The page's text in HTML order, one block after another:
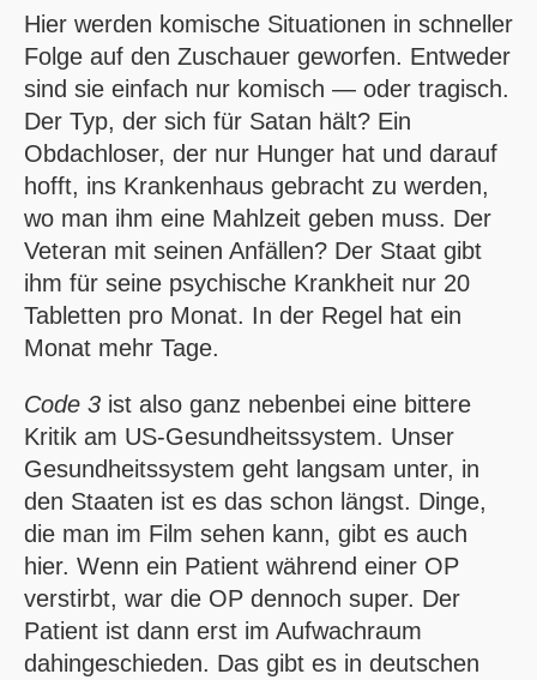
Hier werden komische Situationen in schneller
Folge auf den Zuschauer geworfen. Entweder
sind sie einfach nur komisch — oder tragisch.
Der Typ, der sich für Satan hält? Ein
Obdachloser, der nur Hunger hat und darauf
hofft, ins Krankenhaus gebracht zu werden,
wo man ihm eine Mahlzeit geben muss. Der
Veteran mit seinen Anfällen? Der Staat gibt
ihm für seine psychische Krankheit nur 20
Tabletten pro Monat. In der Regel hat ein
Monat mehr Tage.
Code 3 ist also ganz nebenbei eine bittere
Kritik am US-Gesundheitssystem. Unser
Gesundheitssystem geht langsam unter, in
den Staaten ist es das schon längst. Dinge,
die man im Film sehen kann, gibt es auch
hier. Wenn ein Patient während einer OP
verstirbt, war die OP dennoch super. Der
Patient ist dann erst im Aufwachraum
dahingeschieden. Das gibt es in deutschen